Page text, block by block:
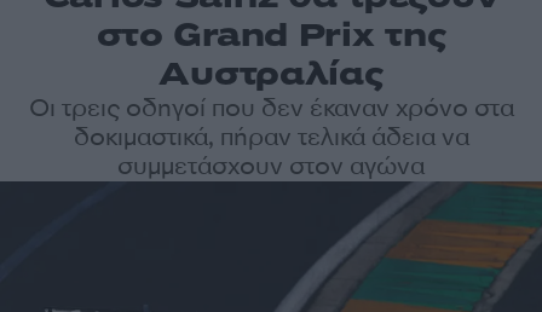
στο Grand Prix της
Αυστραλίας
Οι τρεις οδηγοί που δεν έκαναν χρόνο στα
δοκιμαστικά, πήραν τελικά άδεια να
συμμετάσχουν στον αγώνα